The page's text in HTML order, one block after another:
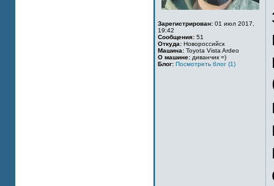
Зарегистрирован: 01 июл 2017,
19:42
Сообщения: 51
Откуда: Новороссийск
Машина: Toyota Vista Ardeo
О машине: диванчик =)
Блог: Посмотреть блог (1)